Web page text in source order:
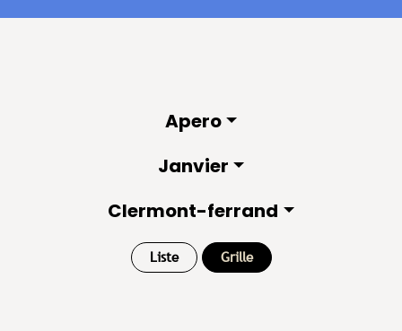
Apero
Janvier
Clermont-ferrand
Liste Grille